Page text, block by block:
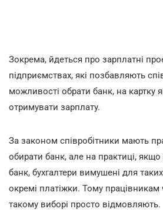
Зокрема, йдеться про зарплатні
підприємствах, які позбавляють
можливості обрати банк, на картку
отримувати зарплату.
За законом співробітники мають
обирати банк, але на практиці,
банк, бухгалтери вимушені для
окремі платіжки. Тому працівникам
такому виборі просто відмовляють.